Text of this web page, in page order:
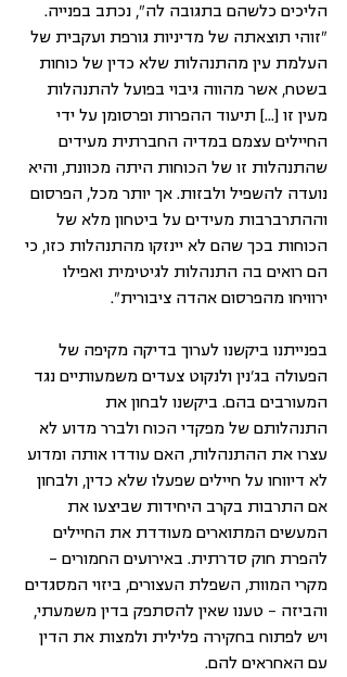
הליכים כלשהם בתגובה לה", נכתב בפנייה.
"זוהי תוצאתה של מדיניות גורפת ועקבית של
העלמת עין מהתנהלות שלא כדין של כוחות
בשטח, אשר מהווה גיבוי בפועל להתנהלות
מעין זו [...] תיעוד ההפרות ופרסומן על ידי
החיילים עצמם במדיה החברתית מעידים
שהתנהלות זו של הכוחות היתה מכוונת, והיא
נועדה להשפיל ולבזות. אך יותר מכל, הפרסום
וההתרברבות מעידים על ביטחון מלא של
הכוחות בכך שהם לא יינזקו מהתנהלות כזו, כי
הם רואים בה התנהלות לגיטימית ואפילו
ירוויחו מהפרסום אהדה ציבורית".
בפנייתנו ביקשנו לערוך בדיקה מקיפה של
הפעולה בג'נין ולנקוט צעדים משמעותיים נגד
המעורבים בהם. ביקשנו לבחון את
התנהלותם של מפקדי הכוח ולברר מדוע לא
עצרו את ההתנהלות, האם עודדו אותה ומדוע
לא דיווחו על חיילים שפעלו שלא כדין, ולבחון
אם התרבות בקרב היחידות שביצעו את
המעשים המתוארים מעודדת את החיילים
להפרת חוק סדרתית. באירועים החמורים –
מקרי המוות, השפלת העצורים, ביזוי המסגדים
והביזה – טענו שאין להסתפק בדין משמעתי,
ויש לפתוח בחקירה פלילית ולמצות את הדין
עם האחראים להם.